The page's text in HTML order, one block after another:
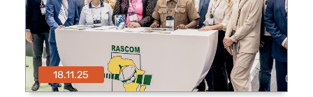
18.11.25